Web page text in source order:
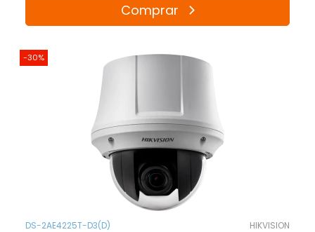
Comprar
-30%
DS-2AE4225T-D3(D) HIKVISION